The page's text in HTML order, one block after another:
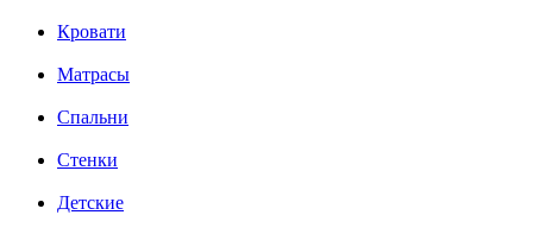
Кровати
Матрасы
Cпальни
Стенки
Детские